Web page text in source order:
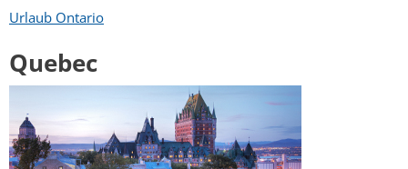
Urlaub Ontario
Quebec